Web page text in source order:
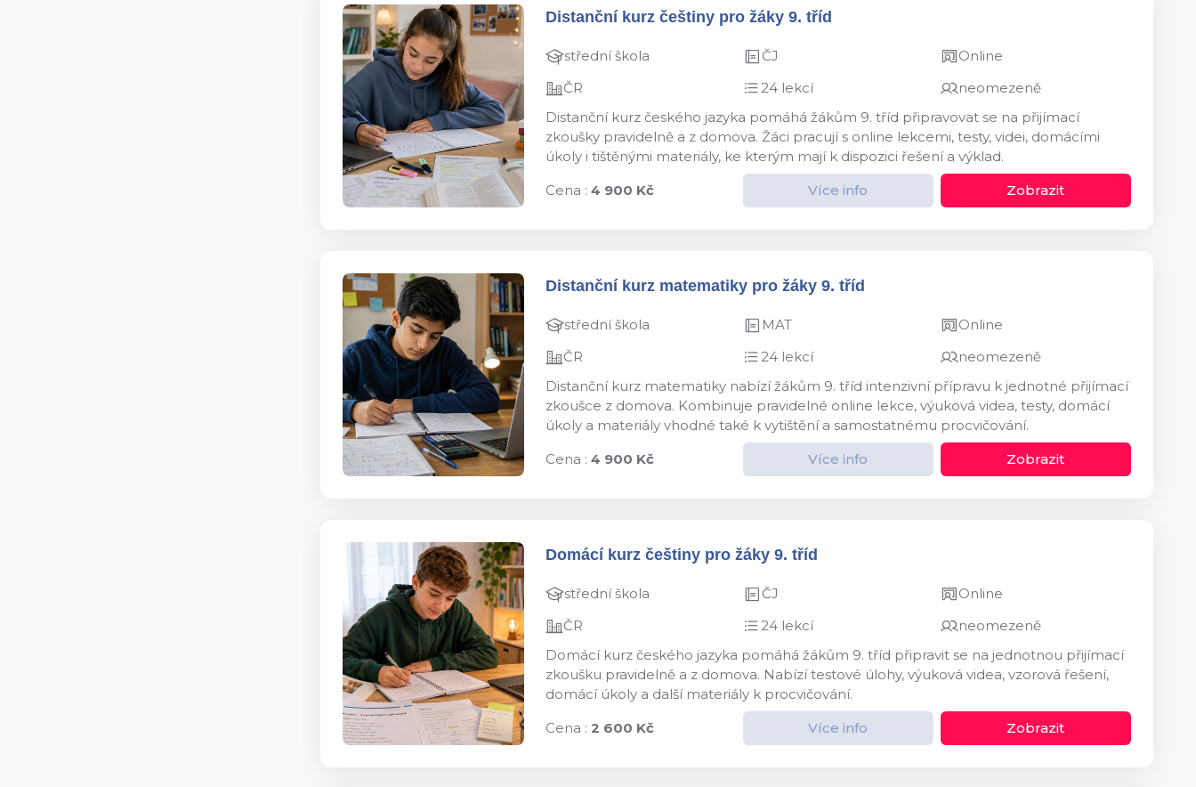
Distanční kurz češtiny pro žáky 9. tříd
střední škola ČJ
Online
ČR
24 lekcí
neomezeně
Distanční kurz českého jazyka pomáhá žákům 9. tříd připravovat se na přijímací
zkoušky pravidelně a z domova. Žáci pracují s online lekcemi, testy, videi, domácími
úkoly i tištěnými materiály, ke kterým mají k dispozici řešení a výklad.
Cena : 4 900 Kč Více info Zobrazit
Distanční kurz matematiky pro žáky 9. tříd
střední škola MAT
Online
ČR
24 lekcí
neomezeně
Distanční kurz matematiky nabízí žákům 9. tříd intenzivní přípravu k jednotné přijímací
zkoušce z domova. Kombinuje pravidelné online lekce, výuková videa, testy, domácí
úkoly a materiály vhodné také k vytištění a samostatnému procvičování.
Cena : 4 900 Kč Více info Zobrazit
Domácí kurz češtiny pro žáky 9. tříd
střední škola ČJ
Online
ČR
24 lekcí
neomezeně
Domácí kurz českého jazyka pomáhá žákům 9. tříd připravit se na jednotnou přijímací
zkoušku pravidelně a z domova. Nabízí testové úlohy, výuková videa, vzorová řešení,
domácí úkoly a další materiály k procvičování.
Cena : 2 600 Kč Více info Zobrazit